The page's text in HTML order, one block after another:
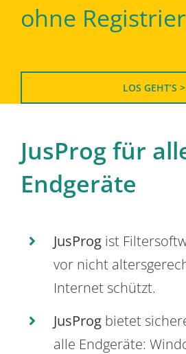
ohne
LOS GEHT’S >
JusProg für
Endgeräte
JusProg ist
vor nicht
Internet schützt.
JusProg bietet
alle Endgeräte: